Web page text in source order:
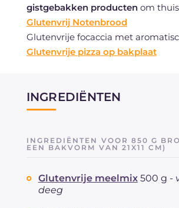
gistgebakken productenom
Glutenvrij Notenbrood
Glutenvrije focaccia met
Glutenvrije pizza op bakplaat
INGREDIËNTEN
INGREDIËNTEN VOOR 850 G
EEN BAKVORM VAN 21X11 CM)
Glutenvrije meelmix 500 g -
deeg